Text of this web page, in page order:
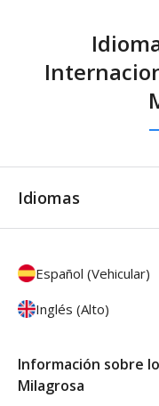
Idiomas
Español (Vehicular)
Inglés (Alto)
Información sobre
Milagrosa